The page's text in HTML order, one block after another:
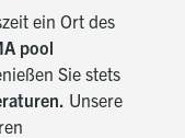
ein Ort des
pool
Sie stets
Unsere